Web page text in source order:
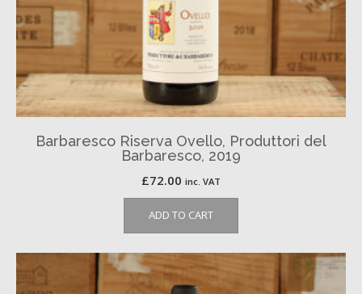
Barbaresco Riserva Ovello, Produttori del
Barbaresco, 2019
£72.00 inc. VAT
ADD TO CART